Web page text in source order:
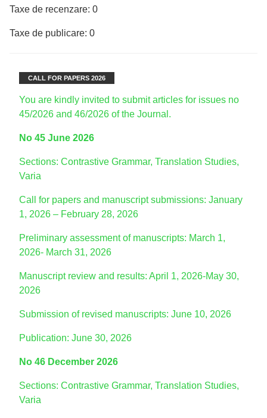
Taxe de recenzare: 0
Taxe de publicare: 0
CALL FOR PAPERS 2026
You are kindly invited to submit articles for issues no
45/2026 and 46/2026 of the Journal.
No 45 June 2026
Sections: Contrastive Grammar, Translation Studies,
Varia
Call for papers and manuscript submissions: January
1, 2026 – February 28, 2026
Preliminary assessment of manuscripts: March 1,
2026- March 31, 2026
Manuscript review and results: April 1, 2026-May 30,
2026
Submission of revised manuscripts: June 10, 2026
Publication: June 30, 2026
No 46 December 2026
Sections: Contrastive Grammar, Translation Studies,
Varia